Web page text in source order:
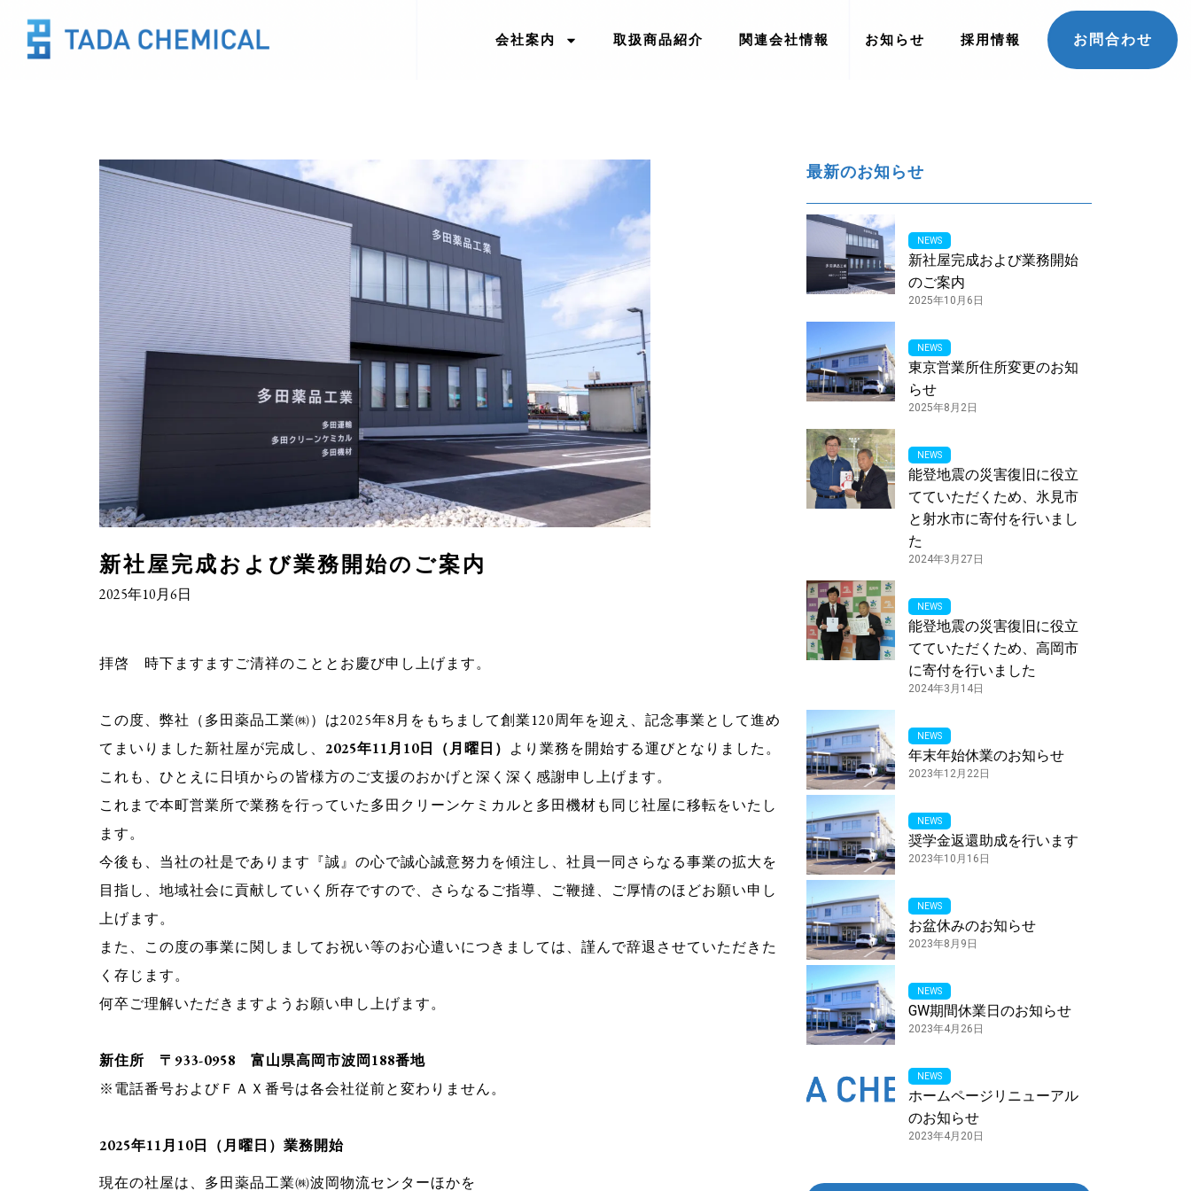
会社案内 取扱商品紹介 関連会社情報 お知らせ 採用情報 お問合わせ
新社屋完成および業務開始のご案内
2025年10月6日
拝啓 時下ますますご清祥のこととお慶び申し上げます。
この度、弊社（多田薬品工業㈱）は2025年8月をもちまして創業120周年を迎え、記念事業として進め
てまいりました新社屋が完成し、 2025年11月10日（月曜日） より業務を開始する運びとなりました。
これも、ひとえに日頃からの皆様方のご支援のおかげと深く深く感謝申し上げます。
これまで本町営業所で業務を行っていた多田クリーンケミカルと多田機材も同じ社屋に移転をいたし
ます。
今後も、当社の社是であります『誠』の心で誠心誠意努力を傾注し、社員一同さらなる事業の拡大を
目指し、地域社会に貢献していく所存ですので、さらなるご指導、ご鞭撻、ご厚情のほどお願い申し
上げます。
また、この度の事業に関しましてお祝い等のお心遣いにつきましては、謹んで辞退させていただきた
く存じます。
何卒ご理解いただきますようお願い申し上げます。
新住所 〒933-0958 富山県高岡市波岡188番地
※電話番号およびＦＡＸ番号は各会社従前と変わりません。
2025年11月10日（月曜日）業務開始
現在の社屋は、多田薬品工業㈱波岡物流センターほかを
最新のお知らせ
NEWS
新社屋完成および業務開始
のご案内
2025年10月6日
NEWS
東京営業所住所変更のお知
らせ
2025年8月2日
NEWS
能登地震の災害復旧に役立
てていただくため、氷見市
と射水市に寄付を行いまし
た
2024年3月27日
NEWS
能登地震の災害復旧に役立
てていただくため、高岡市
に寄付を行いました
2024年3月14日
NEWS
年末年始休業のお知らせ
2023年12月22日
NEWS
奨学金返還助成を行います
2023年10月16日
NEWS
お盆休みのお知らせ
2023年8月9日
NEWS
GW期間休業日のお知らせ
2023年4月26日
NEWS
ホームページリニューアル
のお知らせ
2023年4月20日